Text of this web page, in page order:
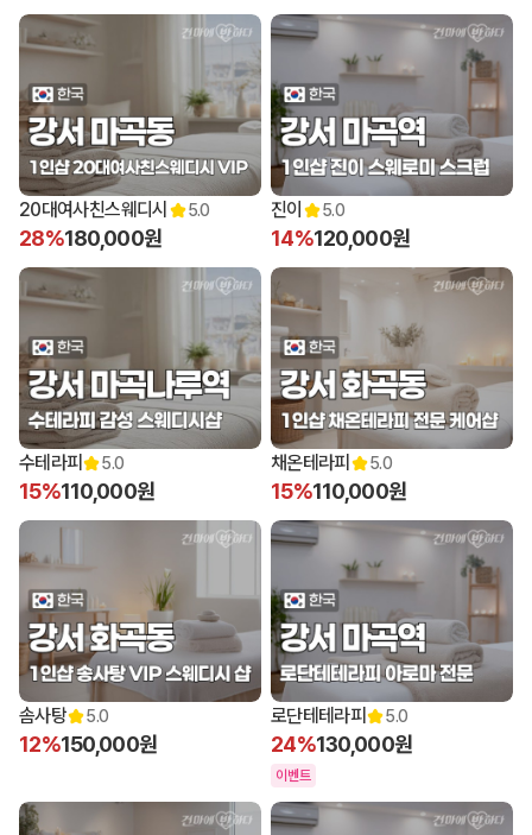
20대여사친스웨디시 5.0
28%180,000원
진이 5.0
14%120,000원
수테라피 5.0
15%110,000원
채온테라피 5.0
15%110,000원
솜사탕 5.0
12%150,000원
로단테테라피 5.0
24%130,000원
이벤트